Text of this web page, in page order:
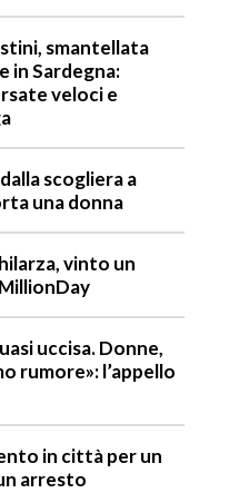
smantellata
in Sardegna:
veloci e
scogliera a
una donna
vinto un
uccisa. Donne,
rumore»: l’appello
in città per un
arresto